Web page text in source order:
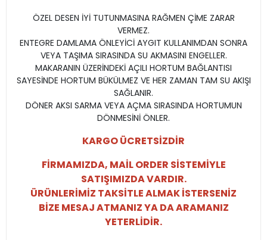
ÖZEL DESEN İYİ TUTUNMASINA RAĞMEN ÇİME ZARAR
VERMEZ.
ENTEGRE DAMLAMA ÖNLEYİCİ AYGIT KULLANIMDAN SONRA
VEYA TAŞIMA SIRASINDA SU AKMASINI ENGELLER.
MAKARANIN ÜZERİNDEKİ AÇILI HORTUM BAĞLANTISI
SAYESİNDE HORTUM BÜKÜLMEZ VE HER ZAMAN TAM SU AKIŞI
SAĞLANIR.
DÖNER AKSI SARMA VEYA AÇMA SIRASINDA HORTUMUN
DÖNMESİNİ ÖNLER.
KARGO ÜCRETSİZDİR
FİRMAMIZDA, MAİL ORDER SİSTEMİYLE
SATIŞIMIZDA VARDIR.
ÜRÜNLERİMİZ TAKSİTLE ALMAK İSTERSENİZ
BİZE MESAJ ATMANIZ YA DA ARAMANIZ
YETERLİDİR.